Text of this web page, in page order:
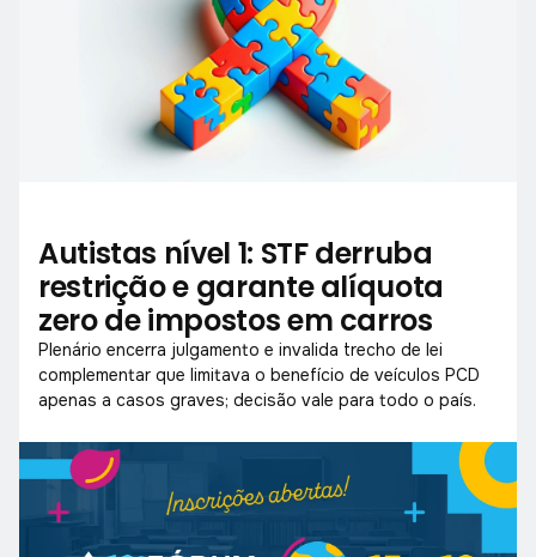
Autistas nível 1: STF derruba
restrição e garante alíquota
zero de impostos em carros
Plenário encerra julgamento e invalida trecho de lei
complementar que limitava o benefício de veículos PCD
apenas a casos graves; decisão vale para todo o país.